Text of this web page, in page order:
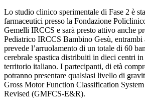
Lo studio clinico sperimentale di Fase 2 è
farmaceutici presso la Fondazione
Gemelli IRCCS e sarà presto attivo anche
Pediatrico IRCCS Bambino Gesù,
prevede l’arruolamento di un totale di 60
cerebrale spastica distribuiti in dieci centri
territorio italiano. I partecipanti, di età
potranno presentare qualsiasi livello di
Gross Motor Function Classification
Revised (GMFCS‑E&R).